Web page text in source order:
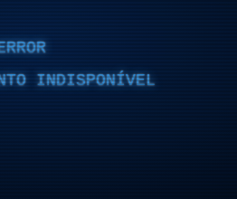
INDISPONÍVEL